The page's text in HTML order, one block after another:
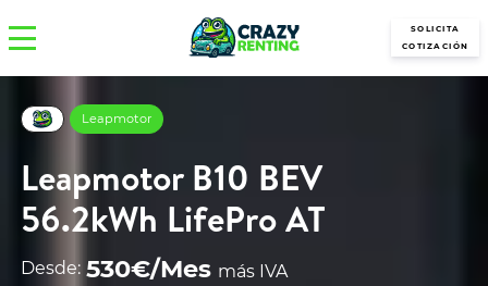
SOLICITA
COTIZACIÓN
Leapmotor
Leapmotor B10 BEV
56.2kWh LifePro AT
Desde: 530€/Mes más IVA